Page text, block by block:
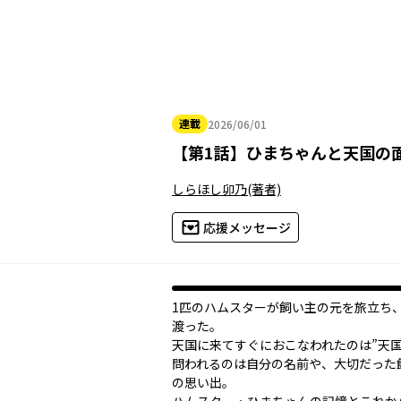
連載 2026/06/01
2026年06月01日
【第1話】 ひまちゃんと天国の
しらほし卯乃(著者)
応援メッセージ
1匹のハムスターが飼い主の元を旅立ち
渡った。
天国に来てすぐにおこなわれたのは”天
問われるのは自分の名前や、大切だった
の思い出。